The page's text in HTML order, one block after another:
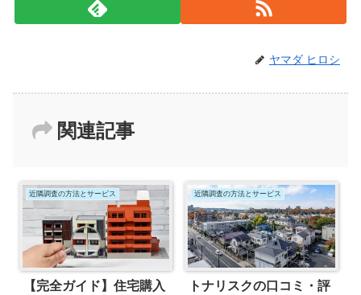
ヤマダ ヒロシ
関連記事
近隣調査の方法とサービス
【完全ガイド】住宅購入
近隣調査の方法とサービス
トナリスクの口コミ・評